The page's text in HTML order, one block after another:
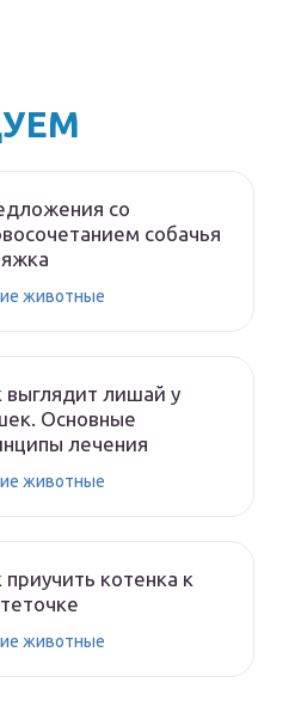
со
собачья
животные
выглядит лишай у
Основные
лечения
животные
приучить котенка к
животные